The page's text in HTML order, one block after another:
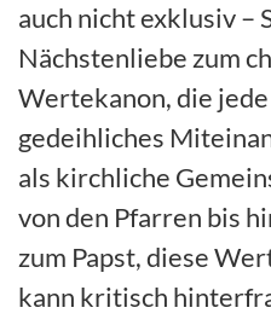
auch nicht exklusiv –
Nächstenliebe zum
Wertekanon, die
gedeihliches
als kirchliche
von den Pfarren bis
zum Papst, diese
kann kritisch